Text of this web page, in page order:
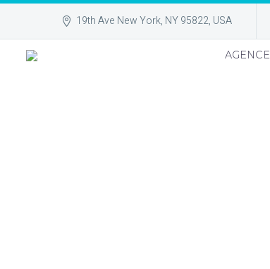
19th Ave New York, NY 95822, USA
AGENCE